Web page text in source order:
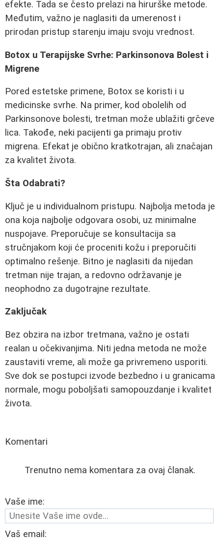
efekte. Tada se često prelazi na hirurške metode.
Međutim, važno je naglasiti da umerenost i
prirodan pristup starenju imaju svoju vrednost.
Botox u Terapijske Svrhe: Parkinsonova Bolest i
Migrene
Pored estetske primene, Botox se koristi i u
medicinske svrhe. Na primer, kod obolelih od
Parkinsonove bolesti, tretman može ublažiti grčeve
lica. Takođe, neki pacijenti ga primaju protiv
migrena. Efekat je obično kratkotrajan, ali značajan
za kvalitet života.
Šta Odabrati?
Ključ je u individualnom pristupu. Najbolja metoda je
ona koja najbolje odgovara osobi, uz minimalne
nuspojave. Preporučuje se konsultacija sa
stručnjakom koji će proceniti kožu i preporučiti
optimalno rešenje. Bitno je naglasiti da nijedan
tretman nije trajan, a redovno održavanje je
neophodno za dugotrajne rezultate.
Zaključak
Bez obzira na izbor tretmana, važno je ostati
realan u očekivanjima. Niti jedna metoda ne može
zaustaviti vreme, ali može ga privremeno usporiti.
Sve dok se postupci izvode bezbedno i u granicama
normale, mogu poboljšati samopouzdanje i kvalitet
života.
Komentari
Trenutno nema komentara za ovaj članak.
Vaše ime:
Vaš email: